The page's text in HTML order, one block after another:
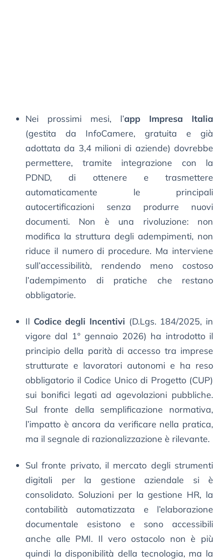
Nei prossimi mesi, l’app Impresa Italia
(gestita da InfoCamere, gratuita e già
adottata da 3,4 milioni di aziende) dovrebbe
permettere, tramite integrazione con la
PDND, di ottenere e trasmettere
automaticamente le principali
autocertificazioni senza produrre nuovi
documenti. Non è una rivoluzione: non
modifica la struttura degli adempimenti, non
riduce il numero di procedure. Ma interviene
sull’accessibilità, rendendo meno costoso
l’adempimento di pratiche che restano
obbligatorie.
Il Codice degli Incentivi (D.Lgs. 184/2025, in
vigore dal 1° gennaio 2026) ha introdotto il
principio della parità di accesso tra imprese
strutturate e lavoratori autonomi e ha reso
obbligatorio il Codice Unico di Progetto (CUP)
sui bonifici legati ad agevolazioni pubbliche.
Sul fronte della semplificazione normativa,
l’impatto è ancora da verificare nella pratica,
ma il segnale di razionalizzazione è rilevante.
Sul fronte privato, il mercato degli strumenti
digitali per la gestione aziendale si è
consolidato. Soluzioni per la gestione HR, la
contabilità automatizzata e l’elaborazione
documentale esistono e sono accessibili
anche alle PMI. Il vero ostacolo non è più
quindi la disponibilità della tecnologia, ma la